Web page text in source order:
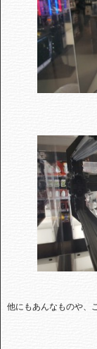
他にもあんなものや